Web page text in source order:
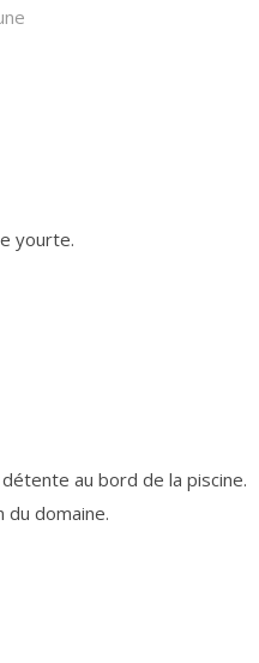
yourte.
au bord de la piscine.
domaine.